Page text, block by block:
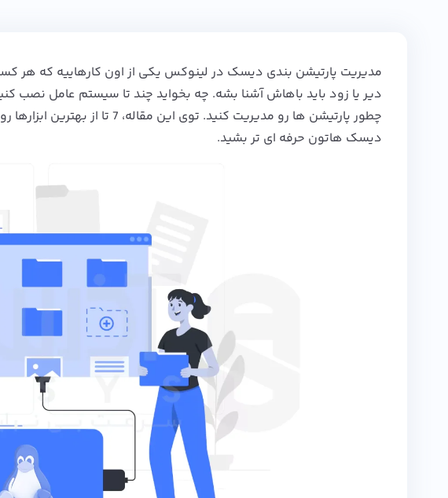
مدیریت پارتیشن‌ بندی دیسک در لینوکس یکی از اون کارهاییه که هر
دیر یا زود باید باهاش آشنا بشه. چه بخواید چند تا سیستم عامل نصب
چطور پارتیشن‌ ها رو مدیریت
دیسک‌ هاتون حرفه‌ ای‌ تر بشید.